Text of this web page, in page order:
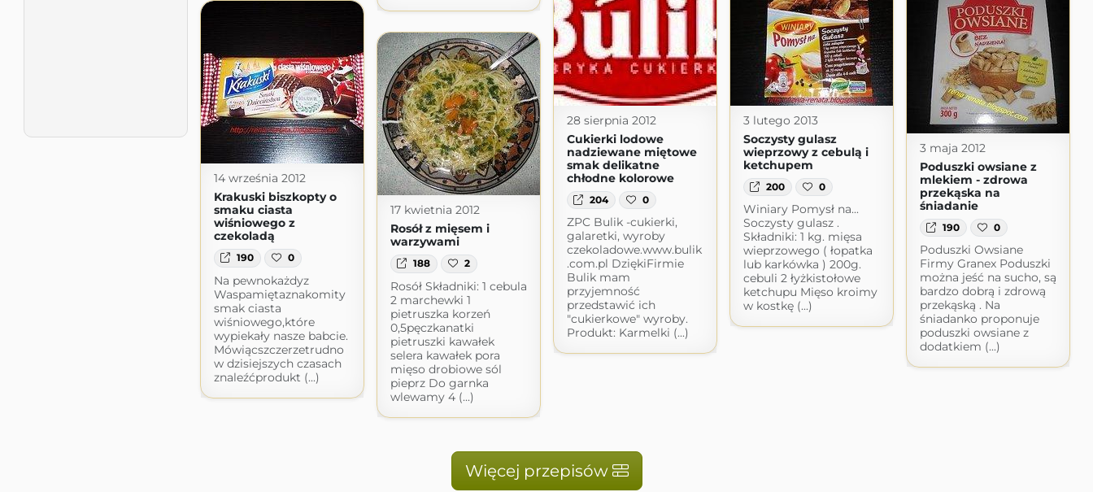
28 sierpnia 2012
Cukierki lodowe
nadziewane miętowe
smak delikatne
chłodne kolorowe
204 0
ZPC Bulik -cukierki,
galaretki, wyroby
czekoladowe.www.bulik
.com.pl DziękiFirmie
Bulik mam
przyjemność
przedstawić ich
"cukierkowe" wyroby.
Produkt: Karmelki (...)
3 lutego 2013
Soczysty gulasz
wieprzowy z cebulą i
ketchupem
200 0
Winiary Pomysł na...
Soczysty gulasz .
Składniki: 1 kg. mięsa
wieprzowego ( łopatka
lub karkówka ) 200g.
cebuli 2 łyżkistołowe
ketchupu Mięso kroimy
w kostkę (...)
3 maja 2012
Poduszki owsiane z
mlekiem - zdrowa
przekąska na
śniadanie
190 0
Poduszki Owsiane
Firmy Granex Poduszki
można jeść na sucho, są
bardzo dobrą i zdrową
przekąską . Na
śniadanko proponuje
poduszki owsiane z
dodatkiem (...)
14 września 2012
Krakuski biszkopty o
smaku ciasta
wiśniowego z
czekoladą
190 0
Na pewnokażdyz
Waspamiętaznakomity
smak ciasta
wiśniowego,które
wypiekały nasze babcie.
Mówiącszczerzetrudno
w dzisiejszych czasach
znaleźćprodukt (...)
17 kwietnia 2012
Rosół z mięsem i
warzywami
188 2
Rosół Składniki: 1 cebula
2 marchewki 1
pietruszka korzeń
0,5pęczkanatki
pietruszki kawałek
selera kawałek pora
mięso drobiowe sól
pieprz Do garnka
wlewamy 4 (...)
Więcej przepisów